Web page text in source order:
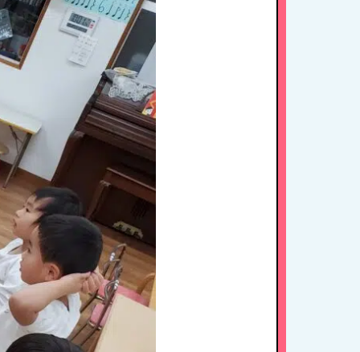
HOME
ちの思い・教育方針
1日のスケジュール
年間行事
施設紹介・園概要
入園案内